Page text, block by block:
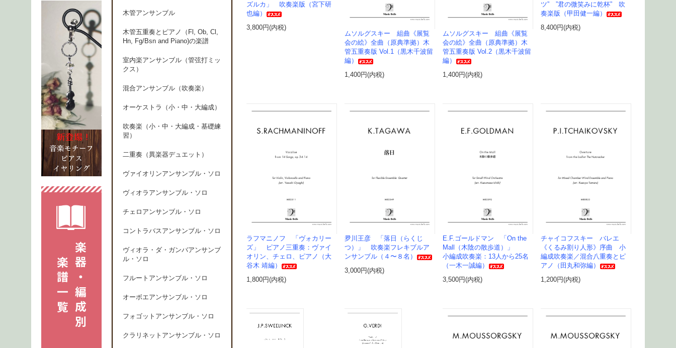
ズルカ」 吹奏楽版（宮下研
也編）
3,800円(内税)
ムソルグスキー 組曲《展覧
会の絵》全曲（原典準拠）木
管五重奏版 Vol.1（黒木千波留
編）
1,400円(内税)
ムソルグスキー 組曲《展覧
会の絵》全曲（原典準拠）木
管五重奏版 Vol.2（黒木千波留
編）
1,400円(内税)
ツ” ”君の微笑みに乾杯” 吹
奏楽版（甲田健一編）
8,400円(内税)
ラフマニノフ 「ヴォカリー
ズ」 ピアノ三重奏：ヴァイ
オリン、チェロ、ピアノ（大
谷木 靖編）
1,800円(内税)
夛川王彦 「落日（らくじ
つ）」 吹奏楽フレキブルア
ンサンブル（４〜８名）
3,000円(内税)
E.F.ゴールドマン 「On the
Mall（木陰の散歩道）」
小編成吹奏楽：13人から25名
（一木一誠編）
3,500円(内税)
チャイコフスキー バレエ
《くるみ割り人形》序曲 小
編成吹奏楽／混合八重奏とピ
アノ（田丸和弥編）
1,200円(内税)
木管アンサンブル
木管五重奏とピアノ（Fl, Ob, Cl,
Hn, Fg/Bsn and Piano)の楽譜
室内楽アンサンブル（管弦打ミッ
クス）
混合アンサンブル（吹奏楽）
オーケストラ（小・中・大編成）
吹奏楽（小・中・大編成・基礎練
習）
二重奏（異楽器デュエット）
ヴァイオリンアンサンブル・ソロ
ヴィオラアンサンブル・ソロ
チェロアンサンブル・ソロ
コントラバスアンサンブル・ソロ
ヴィオラ・ダ・ガンバアンサンブ
ル・ソロ
フルートアンサンブル・ソロ
オーボエアンサンブル・ソロ
フォゴットアンサンブル・ソロ
クラリネットアンサンブル・ソロ